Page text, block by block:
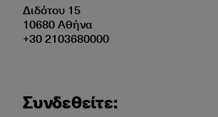
Διδότου 15
10680 Αθήνα
+30 2103680000
Συνδεθείτε: